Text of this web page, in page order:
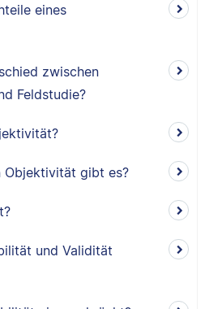
eines
zwischen
Feldstudie?
Objektivität gibt es?
und Validität